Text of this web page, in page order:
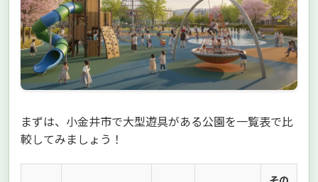
まずは、小金井市で大型遊具がある公園を一覧表で比
較してみましょう！